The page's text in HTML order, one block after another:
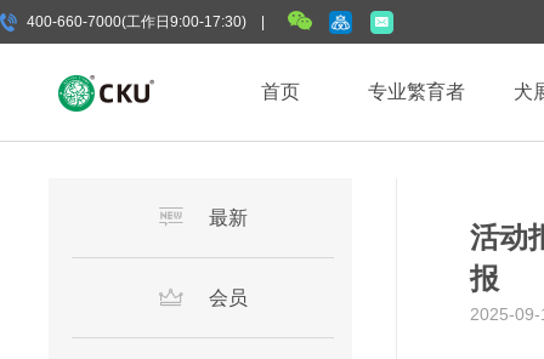
400-660-7000(工作日9:00-17:30) |
首页 专业繁育者 犬
最新
会员
活动
报
2025-